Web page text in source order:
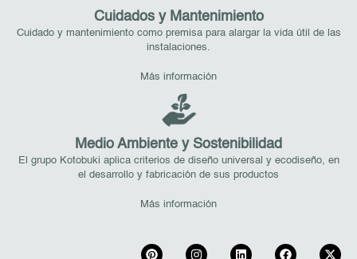
Cuidados y Mantenimiento
Cuidado y mantenimiento como premisa para alargar la vida útil de las
instalaciones.
Más información
Medio Ambiente y Sostenibilidad
El grupo Kotobuki aplica criterios de diseño universal y ecodiseño, en
el desarrollo y fabricación de sus productos
Más información